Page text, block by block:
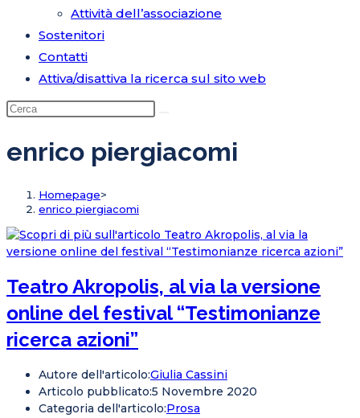
Attività dell’associazione
Sostenitori
Contatti
Attiva/disattiva la ricerca sul sito web
enrico piergiacomi
Homepage>
enrico piergiacomi
Teatro Akropolis, al via la versione
online del festival “Testimonianze
ricerca azioni”
Autore dell'articolo:Giulia Cassini
Articolo pubblicato:5 Novembre 2020
Categoria dell'articolo:Prosa